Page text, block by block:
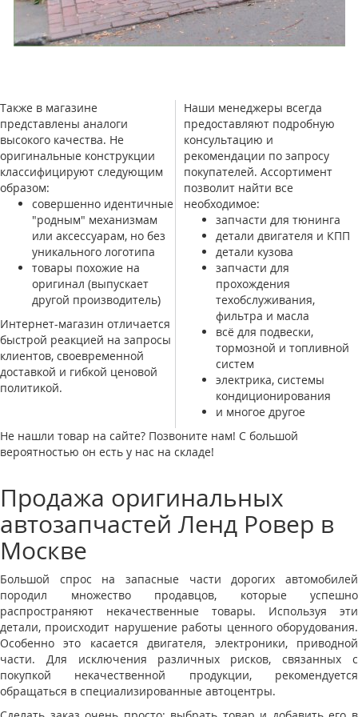
Также в магазине
представлены аналоги
высокого качества. Не
оригинальные конструкции
классифицируют следующим
образом:
совершенно идентичные
"родным" механизмам
или аксессуарам, но без
уникального логотипа
товары похожие на
оригинал (выпускает
другой производитель)
Интернет-магазин отличается
быстрой реакцией на запросы
клиентов, своевременной
доставкой и гибкой ценовой
политикой.
Наши менеджеры всегда
предоставляют подробную
консультацию и
рекомендации по запросу
покупателей. Ассортимент
позволит найти все
необходимое:
запчасти для тюнинга
детали двигателя и КПП
детали кузова
запчасти для
прохождения
техобслуживания,
фильтра и масла
всё для подвески,
тормозной и топливной
систем
электрика, системы
кондиционирования
и многое другое
Не нашли товар на сайте? Позвоните нам! С большой
вероятностью он есть у нас на складе!
Продажа оригинальных
автозапчастей Ленд Ровер в
Москве
Большой спрос на запасные части дорогих автомобилей
породил множество продавцов, которые успешно
распространяют некачественные товары. Используя эти
детали, происходит нарушение работы ценного оборудования.
Особенно это касается двигателя, электроники, приводной
части. Для исключения различных рисков, связанных с
покупкой некачественной продукции, рекомендуется
обращаться в специализированные автоцентры.